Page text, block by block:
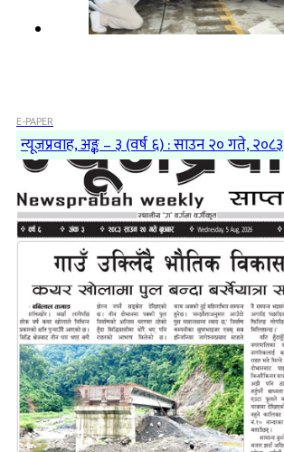
E-PAPER
न्यूजप्रवाह, अङ्क – ३ (वर्ष ६) : साउन २० गते, २०८३